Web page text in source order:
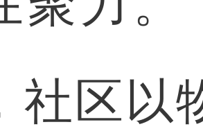
社区以